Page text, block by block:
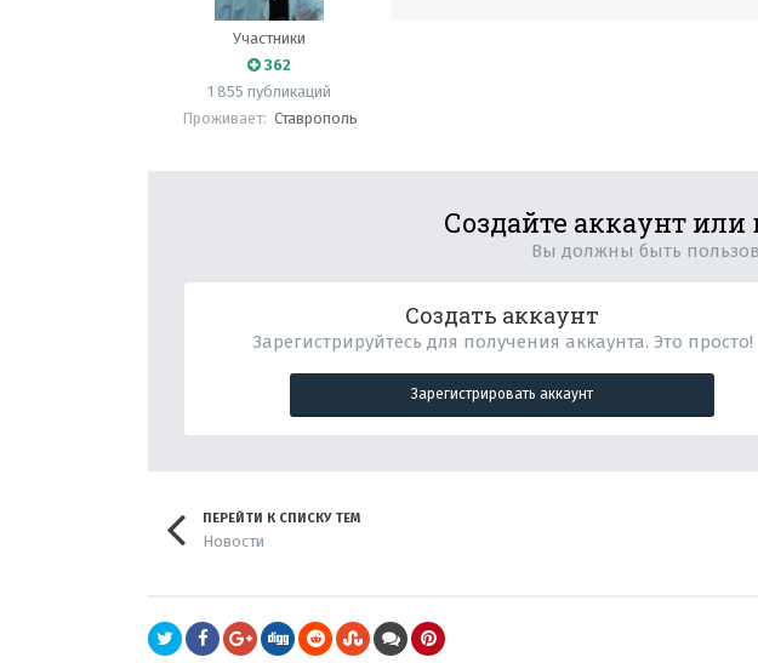
Участники
362
1 855 публикаций
Проживает: Ставрополь
Создайте аккаунт
Вы должны быть
Создать аккаунт
Зарегистрируйтесь для получения аккаунта. Это просто!
Зарегистрировать аккаунт
ПЕРЕЙТИ К СПИСКУ ТЕМ
Новости